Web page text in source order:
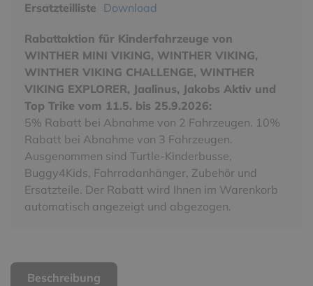
Ersatzteilliste Download
Rabattaktion für Kinderfahrzeuge von
WINTHER MINI VIKING, WINTHER VIKING,
WINTHER VIKING CHALLENGE, WINTHER
VIKING EXPLORER, Jaalinus, Jakobs Aktiv und
Top Trike vom 11.5. bis 25.9.2026:
5% Rabatt bei Abnahme von 2 Fahrzeugen. 10%
Rabatt bei Abnahme von 3 Fahrzeugen.
Ausgenommen sind Turtle-Kinderbusse,
Buggy4Kids, Fahrradanhänger, Zubehör und
Ersatzteile. Der Rabatt wird Ihnen im Warenkorb
automatisch angezeigt und abgezogen.
Beschreibung